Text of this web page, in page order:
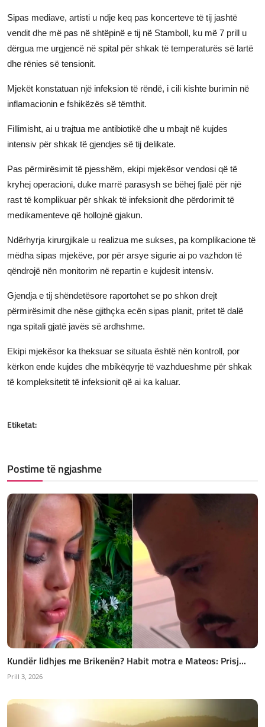
Sipas mediave, artisti u ndje keq pas koncerteve të tij jashtë
vendit dhe më pas në shtëpinë e tij në Stamboll, ku më 7 prill u
dërgua me urgjencë në spital për shkak të temperaturës së lartë
dhe rënies së tensionit.
Mjekët konstatuan një infeksion të rëndë, i cili kishte burimin në
inflamacionin e fshikëzës së tëmthit.
Fillimisht, ai u trajtua me antibiotikë dhe u mbajt në kujdes
intensiv për shkak të gjendjes së tij delikate.
Pas përmirësimit të pjesshëm, ekipi mjekësor vendosi që të
kryhej operacioni, duke marrë parasysh se bëhej fjalë për një
rast të komplikuar për shkak të infeksionit dhe përdorimit të
medikamenteve që hollojnë gjakun.
Ndërhyrja kirurgjikale u realizua me sukses, pa komplikacione të
mëdha sipas mjekëve, por për arsye sigurie ai po vazhdon të
qëndrojë nën monitorim në repartin e kujdesit intensiv.
Gjendja e tij shëndetësore raportohet se po shkon drejt
përmirësimit dhe nëse gjithçka ecën sipas planit, pritet të dalë
nga spitali gjatë javës së ardhshme.
Ekipi mjekësor ka theksuar se situata është nën kontroll, por
kërkon ende kujdes dhe mbikëqyrje të vazhdueshme për shkak
të kompleksitetit të infeksionit që ai ka kaluar.
Etiketat:
Postime të ngjashme
Kundër lidhjes me Brikenën? Habit motra e Mateos: Prisj...
Prill 3, 2026